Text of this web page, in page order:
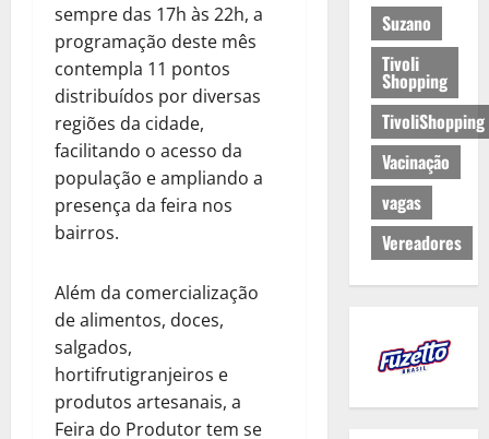
sempre das 17h às 22h, a
programação deste mês
contempla 11 pontos
distribuídos por diversas
regiões da cidade,
facilitando o acesso da
população e ampliando a
presença da feira nos
bairros.
Além da comercialização
de alimentos, doces,
salgados,
hortifrutigranjeiros e
produtos artesanais, a
Feira do Produtor tem se
Suzano
Tivoli
Shopping
TivoliShopping
Vacinação
vagas
Vereadores